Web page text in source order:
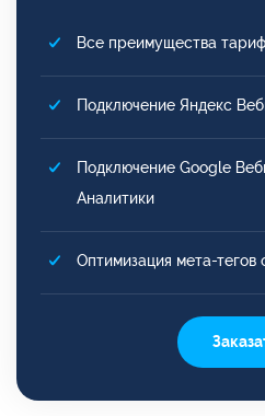
Все преимущества
Подключение Яндекс
Подключение Google
Аналитики
Оптимизация мета-тегов